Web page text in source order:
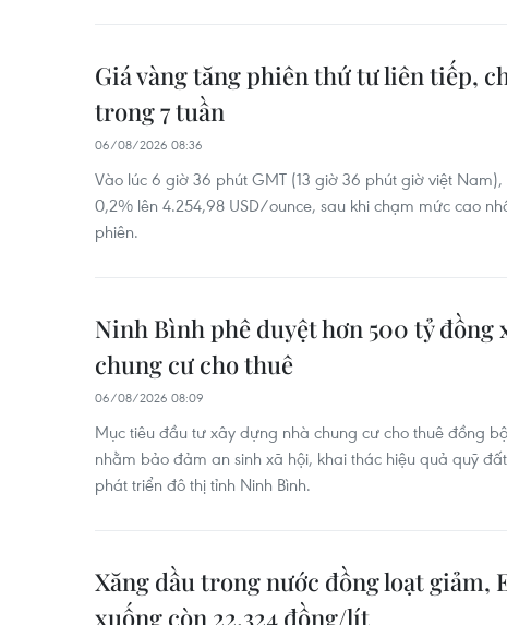
Giá vàng tăng phiên thứ tư liên tiếp,
trong 7 tuần
06/08/2026 08:36
Vào lúc 6 giờ 36 phút GMT (13 giờ 36 phút giờ việt
0,2% lên 4.254,98 USD/ounce, sau khi chạm mức cao
phiên.
Ninh Bình phê duyệt hơn 500 tỷ đồng
chung cư cho thuê
06/08/2026 08:09
Mục tiêu đầu tư xây dựng nhà chung cư cho thuê đồng
nhằm bảo đảm an sinh xã hội, khai thác hiệu quả quỹ
phát triển đô thị tỉnh Ninh Bình.
Xăng dầu trong nước đồng loạt giảm,
xuống còn 22.324 đồng/lít